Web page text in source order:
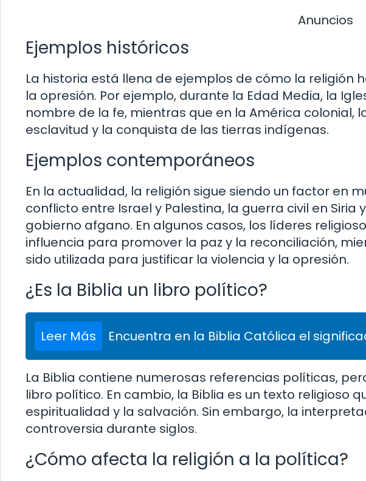
Anuncios
Ejemplos históricos
La historia está llena de ejemplos de cómo la religión
la opresión. Por ejemplo, durante la Edad Media, la
nombre de la fe, mientras que en la América colonial,
esclavitud y la conquista de las tierras indígenas.
Ejemplos contemporáneos
En la actualidad, la religión sigue siendo un factor en
conflicto entre Israel y Palestina, la guerra civil en
gobierno afgano. En algunos casos, los líderes
influencia para promover la paz y la reconciliación,
sido utilizada para justificar la violencia y la opresión.
¿Es la Biblia un libro político?
Leer Más Encuentra en la Biblia Católica el
La Biblia contiene numerosas referencias políticas,
libro político. En cambio, la Biblia es un texto religioso
espiritualidad y la salvación. Sin embargo, la
controversia durante siglos.
¿Cómo afecta la religión a la política?